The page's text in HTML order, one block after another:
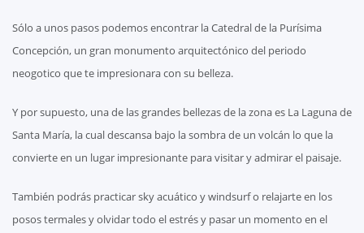
Sólo a unos pasos podemos encontrar la Catedral de la Purísima
Concepción, un gran monumento arquitectónico del periodo
neogotico que te impresionara con su belleza.
Y por supuesto, una de las grandes bellezas de la zona es La Laguna de
Santa María, la cual descansa bajo la sombra de un volcán lo que la
convierte en un lugar impresionante para visitar y admirar el paisaje.
También podrás practicar sky acuático y windsurf o relajarte en los
posos termales y olvidar todo el estrés y pasar un momento en el